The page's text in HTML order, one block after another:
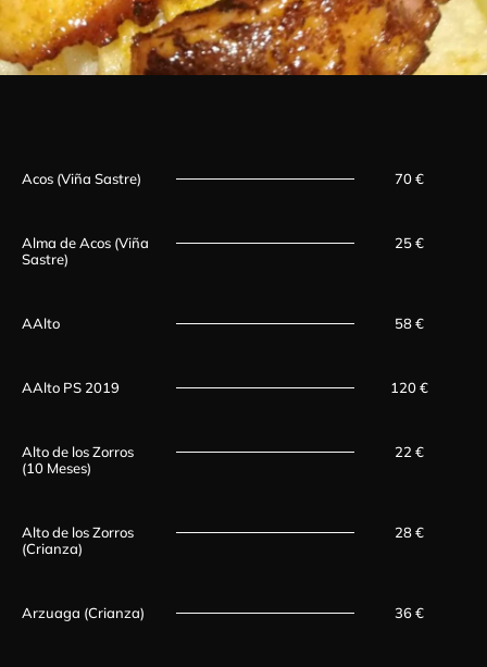
Acos (Viña Sastre) 70 €
Alma de Acos (Viña
Sastre)
25 €
AAlto 58 €
AAlto PS 2019 120 €
Alto de los Zorros
(10 Meses)
22 €
Alto de los Zorros
(Crianza)
28 €
Arzuaga (Crianza) 36 €